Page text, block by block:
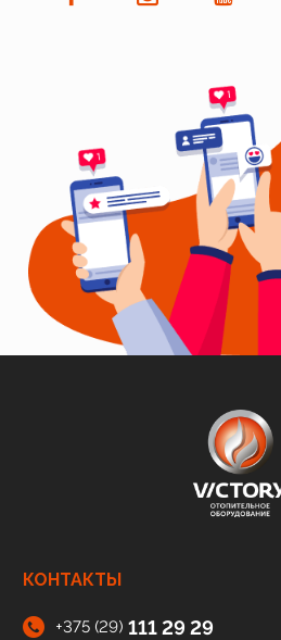
КОНТАКТЫ
+375 (29) 111 29 29